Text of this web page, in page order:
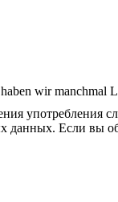
wir manchmal
употребления
данных. Если